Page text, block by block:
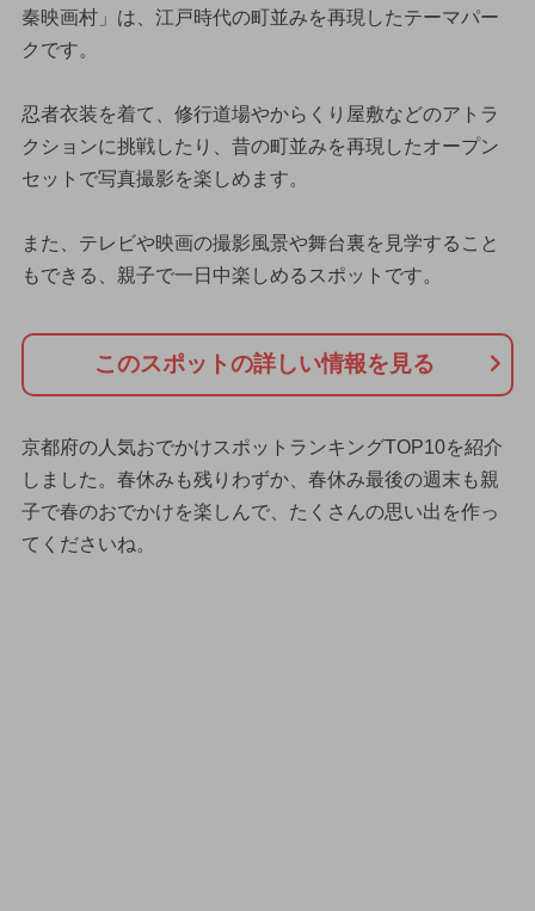
秦映画村」は、江戸時代の町並みを再現したテーマパー
クです。
忍者衣装を着て、修行道場やからくり屋敷などのアトラ
クションに挑戦したり、昔の町並みを再現したオープン
セットで写真撮影を楽しめます。
また、テレビや映画の撮影風景や舞台裏を見学すること
もできる、親子で一日中楽しめるスポットです。
このスポットの詳しい情報を見る
京都府の人気おでかけスポットランキングTOP10を紹介
しました。春休みも残りわずか、春休み最後の週末も親
子で春のおでかけを楽しんで、たくさんの思い出を作っ
てくださいね。